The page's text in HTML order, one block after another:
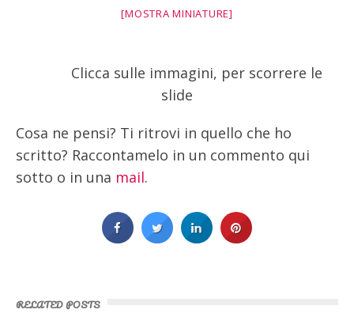
[MOSTRA MINIATURE]
Clicca sulle immagini, per scorrere le
slide
Cosa ne pensi? Ti ritrovi in quello che ho
scritto? Raccontamelo in un commento qui
sotto o in una mail.
RELATED POSTS